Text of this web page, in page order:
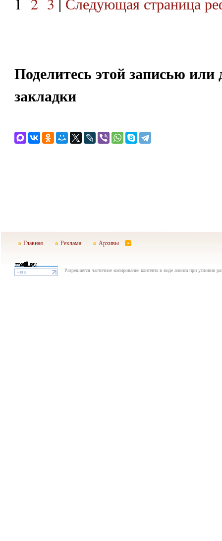
Поделитесь этой записью или
закладки
Главная Реклама Архивы
Разрешается частичное копирование контента в виде анонса при условии